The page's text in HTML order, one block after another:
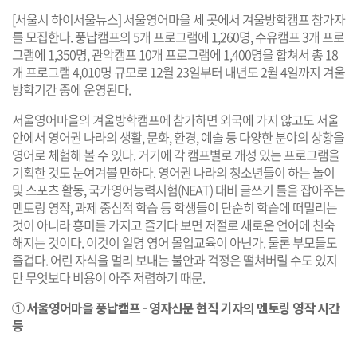
[서울시 하이서울뉴스] 서울영어마을 세 곳에서 겨울방학캠프 참가자
를 모집한다. 풍납캠프의 5개 프로그램에 1,260명, 수유캠프 3개 프로
그램에 1,350명, 관악캠프 10개 프로그램에 1,400명을 합쳐서 총 18
개 프로그램 4,010명 규모로 12월 23일부터 내년도 2월 4일까지 겨울
방학기간 중에 운영된다.
서울영어마을의 겨울방학캠프에 참가하면 외국에 가지 않고도 서울
안에서 영어권 나라의 생활, 문화, 환경, 예술 등 다양한 분야의 상황을
영어로 체험해 볼 수 있다. 거기에 각 캠프별로 개성 있는 프로그램을
기획한 것도 눈여겨볼 만하다. 영어권 나라의 청소년들이 하는 놀이
및 스포츠 활동, 국가영어능력시험(NEAT) 대비 글쓰기 틀을 잡아주는
멘토링 영작, 과제 중심적 학습 등 학생들이 단순히 학습에 떠밀리는
것이 아니라 흥미를 가지고 즐기다 보면 저절로 새로운 언어에 친숙
해지는 것이다. 이것이 일명 영어 몰입교육이 아닌가. 물론 부모들도
즐겁다. 어린 자식을 멀리 보내는 불안과 걱정은 떨쳐버릴 수도 있지
만 무엇보다 비용이 아주 저렴하기 때문.
① 서울영어마을 풍납캠프 - 영자신문 현직 기자의 멘토링 영작 시간
등